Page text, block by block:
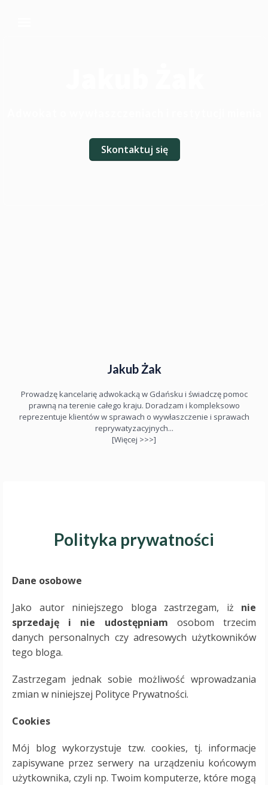
Skontaktuj się
Jakub Żak
Prowadzę kancelarię adwokacką w Gdańsku i świadczę pomoc
prawną na terenie całego kraju. Doradzam i kompleksowo
reprezentuje klientów w sprawach o wywłaszczenie i sprawach
reprywatyzacyjnych...
[Więcej >>>]
Polityka prywatności
Dane osobowe
Jako autor niniejszego bloga zastrzegam, iż nie
sprzedaję i nie udostępniam osobom trzecim
danych personalnych czy adresowych użytkowników
tego bloga.
Zastrzegam jednak sobie możliwość wprowadzania
zmian w niniejszej Polityce Prywatności.
Cookies
Mój blog wykorzystuje tzw. cookies, tj. informacje
zapisywane przez serwery na urządzeniu końcowym
użytkownika, czyli np. Twoim komputerze, które mogą